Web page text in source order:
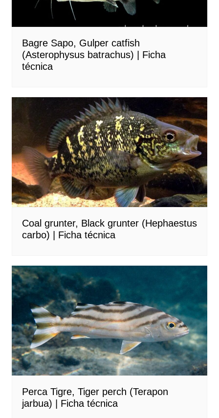
Bagre Sapo, Gulper catfish
(Asterophysus batrachus) | Ficha
técnica
Coal grunter, Black grunter (Hephaestus
carbo) | Ficha técnica
Perca Tigre, Tiger perch (Terapon
jarbua) | Ficha técnica